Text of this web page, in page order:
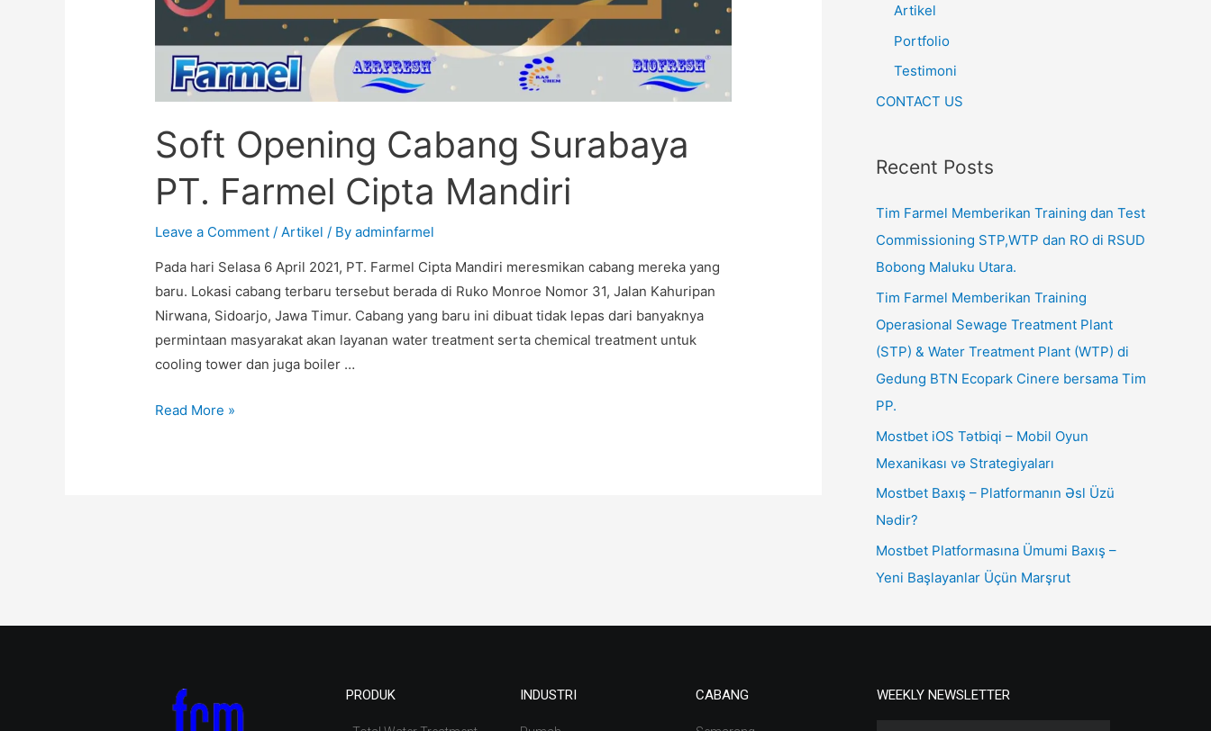
Soft Opening Cabang Surabaya
PT. Farmel Cipta Mandiri
Leave a Comment /Artikel / Byadminfarmel
Pada hari Selasa 6 April 2021, PT. Farmel Cipta Mandiri meresmikan cabang mereka yang
baru. Lokasi cabang terbaru tersebut berada di Ruko Monroe Nomor 31, Jalan Kahuripan
Nirwana, Sidoarjo, Jawa Timur. Cabang yang baru ini dibuat tidak lepas dari banyaknya
permintaan masyarakat akan layanan water treatment serta chemical treatment untuk
cooling tower dan juga boiler …
Read More »
Artikel
Portfolio
Testimoni
CONTACT US
Recent Posts
Tim Farmel Memberikan Training dan Test
Commissioning STP,WTP dan RO di RSUD
Bobong Maluku Utara.
Tim Farmel Memberikan Training
Operasional Sewage Treatment Plant
(STP) & Water Treatment Plant (WTP) di
Gedung BTN Ecopark Cinere bersama Tim
PP.
Mostbet iOS Tətbiqi – Mobil Oyun
Mexanikası və Strategiyaları
Mostbet Baxış – Platformanın Əsl Üzü
Nədir?
Mostbet Platformasına Ümumi Baxış –
Yeni Başlayanlar Üçün Marşrut
PRODUK INDUSTRI CABANG WEEKLY NEWSLETTER